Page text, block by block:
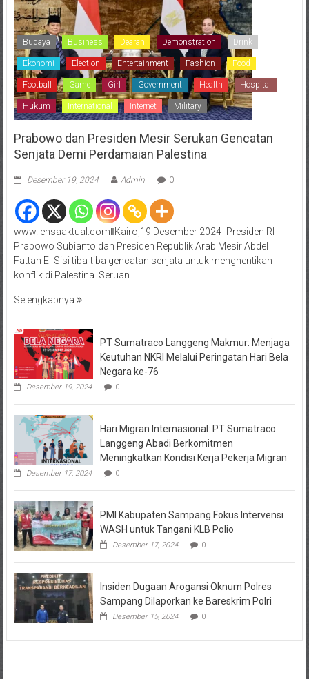
Budaya Business Dearah Demonstration Drink
Ekonomi Election Entertainment Fashion Food
Football Game Girl Government Health Hospital
Hukum International Internet Military
Prabowo dan Presiden Mesir Serukan Gencatan
Senjata Demi Perdamaian Palestina
Desember 19, 2024 Admin 0
www.lensaaktual.comǁKairo,19 Desember 2024- Presiden RI
Prabowo Subianto dan Presiden Republik Arab Mesir Abdel
Fattah El-Sisi tiba-tiba gencatan senjata untuk menghentikan
konflik di Palestina. Seruan
Selengkapnya
PT Sumatraco Langgeng Makmur: Menjaga
Keutuhan NKRI Melalui Peringatan Hari Bela
Negara ke-76
Desember 19, 2024 0
Hari Migran Internasional: PT Sumatraco
Langgeng Abadi Berkomitmen
Meningkatkan Kondisi Kerja Pekerja Migran
Desember 17, 2024 0
PMI Kabupaten Sampang Fokus Intervensi
WASH untuk Tangani KLB Polio
Desember 17, 2024 0
Insiden Dugaan Arogansi Oknum Polres
Sampang Dilaporkan ke Bareskrim Polri
Desember 15, 2024 0